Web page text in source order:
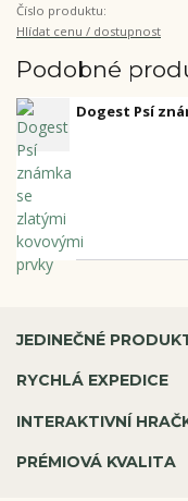
Číslo produktu:
Hlídat cenu / dostupnost
Podobné
Dogest Psí
JEDINEČNÉ
RYCHLÁ EXPEDICE
INTERAKTIVNÍ
PRÉMIOVÁ KVALITA